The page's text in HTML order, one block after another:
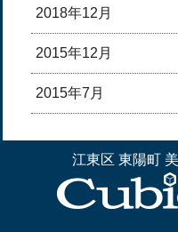
2018年12月
2015年12月
2015年7月
江東区 東陽町